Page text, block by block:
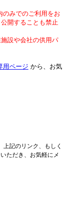
のみでのご利用をお
開することも禁止
設や会社の供用パ
用ページ から、お気
記のリンク、
もしく
ただき、 お気軽にメ